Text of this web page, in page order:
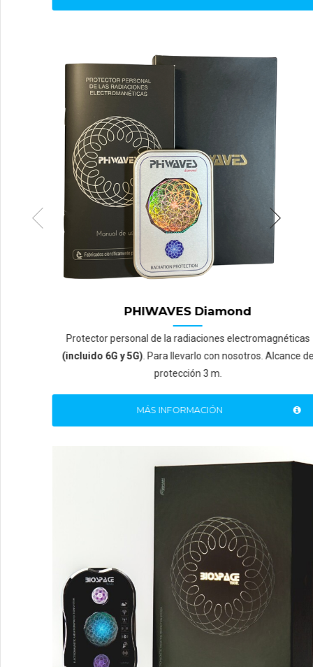
PHIWAVES Diamond
Protector personal de la radiaciones electromagnéticas
(incluido 6G y 5G). Para llevarlo con nosotros. Alcance de
protección 3 m.
MÁS INFORMACIÓN